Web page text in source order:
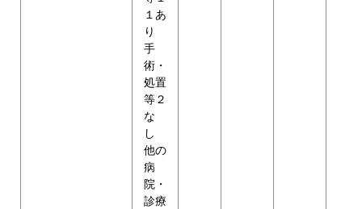
１あ
り
手
術・
処置
等２
な
し
他の
病
院・
診療